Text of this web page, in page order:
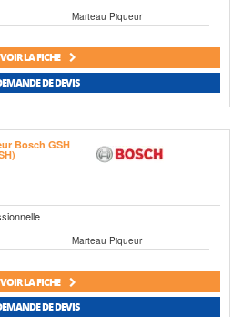
Marteau Piqueur
VOIR LA FICHE
DE DEVIS
Marteau Piqueur
VOIR LA FICHE
DE DEVIS